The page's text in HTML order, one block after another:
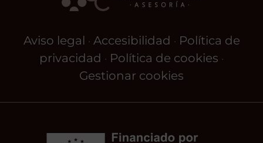
Aviso legal · Accesibilidad · Política de
privacidad · Política de cookies ·
Gestionar cookies